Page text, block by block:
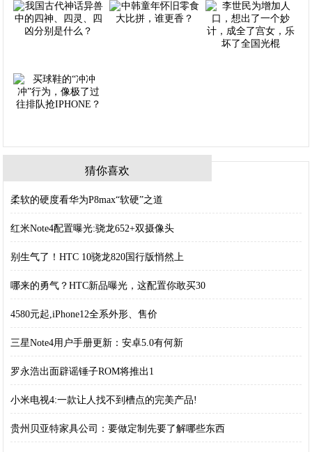
猜你喜欢
柔软的硬度看华为P8max“软硬”之道
红米Note4配置曝光:骁龙652+双摄像头
别生气了！HTC 10骁龙820国行版悄然上
哪来的勇气？HTC新品曝光，这配置你敢买30
4580元起,iPhone12全系外形、售价
三星Note4用户手册更新：安卓5.0有何新
罗永浩出面辟谣锤子ROM将推出1
小米电视4:一款让人找不到槽点的完美产品!
贵州贝亚特家具公司：要做定制先要了解哪些东西